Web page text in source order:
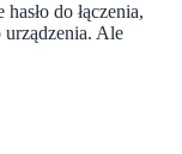
do łączenia,
Ale